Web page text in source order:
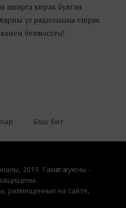
ашарга кирәк булган
үз рационыңа ешрак
белмәссең!
Баш бит
2019. Гамәлгә куючы -
размещенные на сайте,